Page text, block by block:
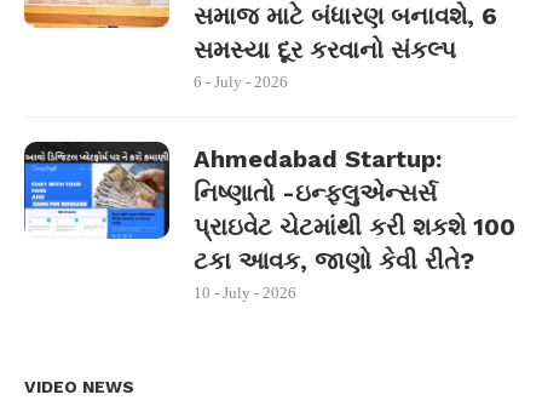
સમાજ માટે બંધારણ બનાવશે, 6
સમસ્યા દૂર કરવાનો સંકલ્પ
6 - July - 2026
Ahmedabad Startup:
નિષ્ણાતો -ઇન્ફ્લુએન્સર્સ
પ્રાઇવેટ ચેટમાંથી કરી શકશે 100
ટકા આવક, જાણો કેવી રીતે?
10 - July - 2026
VIDEO NEWS